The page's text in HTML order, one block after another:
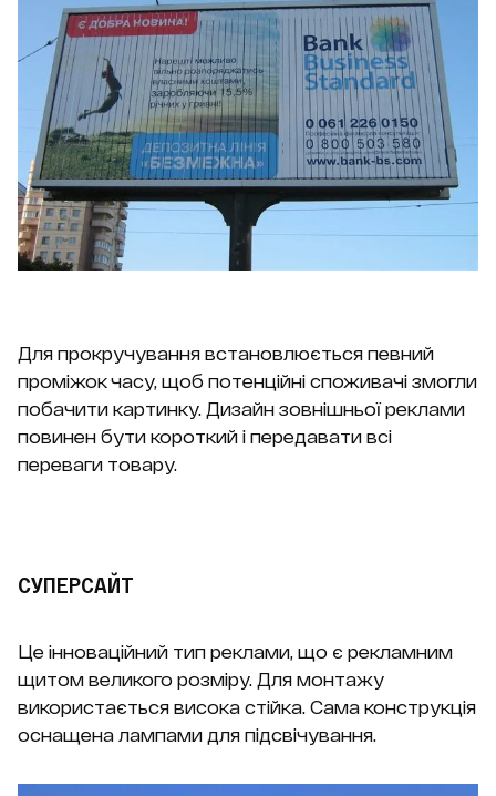
Для прокручування встановлюється певний
проміжок часу, щоб потенційні споживачі змогли
побачити картинку. Дизайн зовнішньої реклами
повинен бути короткий і передавати всі
переваги товару.
СУПЕРСАЙТ
Це інноваційний тип реклами, що є рекламним
щитом великого розміру. Для монтажу
використається висока стійка. Сама конструкція
оснащена лампами для підсвічування.